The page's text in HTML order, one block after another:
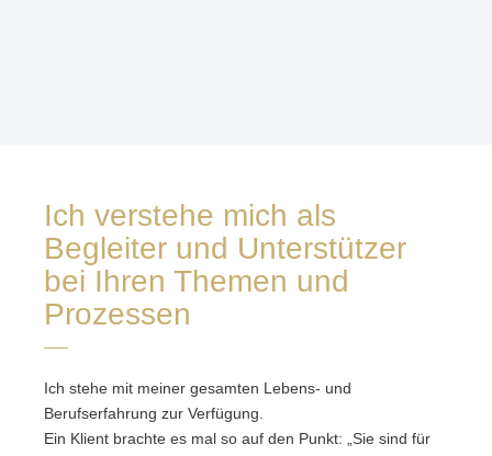
Ich verstehe mich als
Begleiter und Unterstützer
bei Ihren Themen und
Prozessen
Ich stehe mit meiner gesamten Lebens- und
Berufserfahrung zur Verfügung.
Ein Klient brachte es mal so auf den Punkt: „Sie sind für